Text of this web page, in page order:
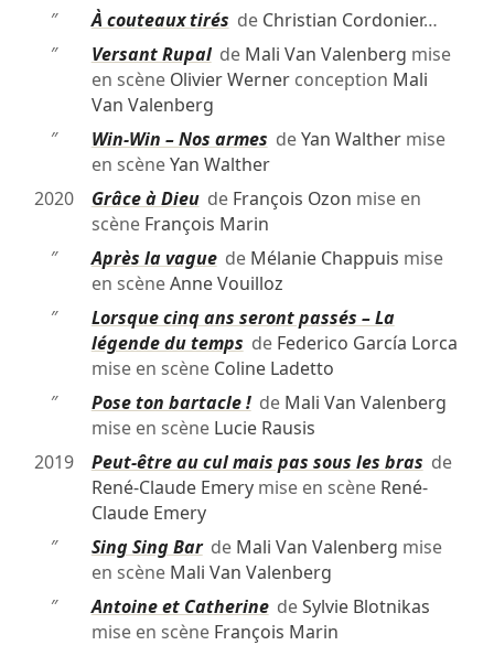
″
À couteaux tirés de Christian Cordonier…
″
Versant Rupalde Mali Van Valenberg mise
en scène Olivier Wernerconception Mali
Van Valenberg
″
Win-Win – Nos armes deYan Walthermise
en scèneYan Walther
2020
Grâce à Dieude François Ozon mise en
scène François Marin
″
Après la vaguede Mélanie Chappuis mise
en scèneAnne Vouilloz
″
Lorsque cinq ans seront passés – La
légende du temps de Federico García Lorca
mise en scène Coline Ladetto
″
Pose ton bartacle !de Mali Van Valenberg
mise en scène Lucie Rausis
2019
Peut-être au cul mais pas sous les bras de
René-Claude Emerymise en scène René-
Claude Emery
″
Sing Sing Barde Mali Van Valenberg mise
en scène Mali Van Valenberg
″
Antoine et CatherinedeSylvie Blotnikas
mise en scène François Marin